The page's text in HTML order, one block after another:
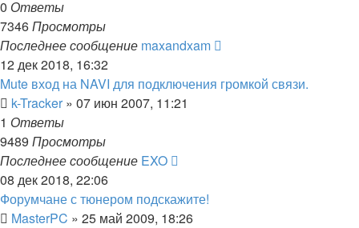
0 Ответы
7346Просмотры
Последнее сообщение maxandxam
12 дек 2018, 16:32
Mute вход на NAVI для подключения громкой связи.
k-Tracker » 07 июн 2007, 11:21
1 Ответы
9489 Просмотры
Последнее сообщение EXO
08 дек 2018, 22:06
Форумчане с тюнером подскажите!
MasterPC » 25 май 2009, 18:26